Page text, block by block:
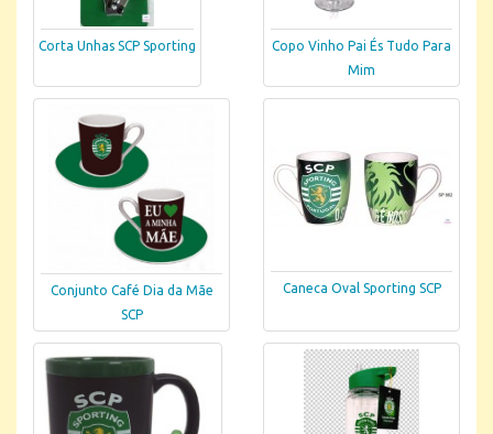
Corta Unhas SCP Sporting
Copo Vinho Pai És Tudo Para
Mim
Conjunto Café Dia da Mãe
SCP
Caneca Oval Sporting SCP